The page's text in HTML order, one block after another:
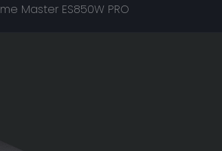
Master ES850W PRO